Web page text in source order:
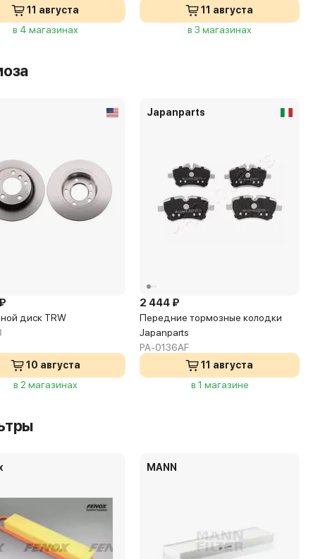
11 августа
в 4 магазинах
11 августа
в 3 магазинах
диск TRW
10 августа
в 2 магазинах
Japanparts
2 444 ₽
Передние тормозные колодки
Japanparts
PA-0136AF
11 августа
в 1 магазине
MANN